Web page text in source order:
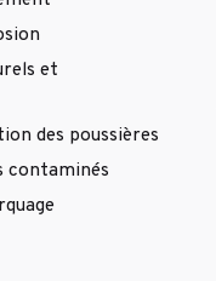
et
des poussières
contaminés